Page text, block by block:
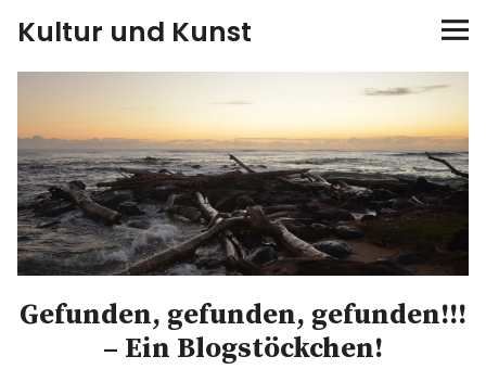
Kultur und Kunst
Ausstellungen
Spiele
Konzerte
Museen bei…
Gefunden, gefunden, gefunden!!!
– Ein Blogstöckchen!